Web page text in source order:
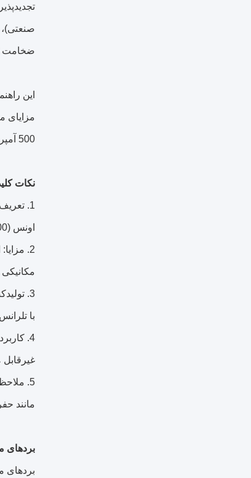
صنعتی)،
ضخامت (تا 20 اونس) و پیچیدگی طراحی
این
مزایای
500 آمپری باشید یا یک مدار نظامی مقاوم، درک فناوری مس سنگین به شما کمک می‌کند تا عملکرد، قابلیت اطمینان و هزینه را بهینه کنید.
نکات
اونس (700 میکرومتر) را برای کاربردهای قدرت شدید پشتیبانی می‌کنند.
با
4.
غیرقابل
5.
مانند
بردهای